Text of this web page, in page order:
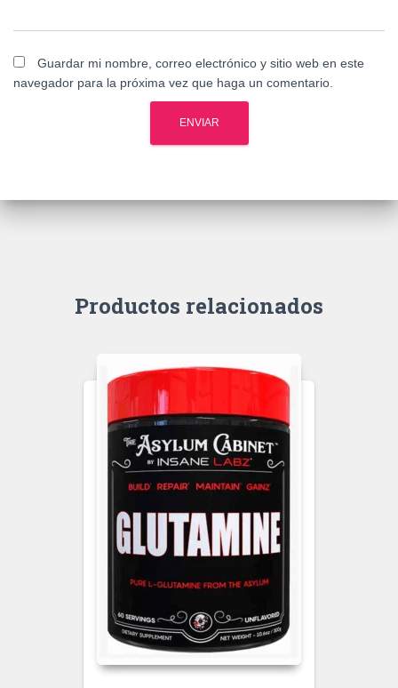
Guardar mi nombre, correo electrónico y sitio web en este
navegador para la próxima vez que haga un comentario.
Productos relacionados